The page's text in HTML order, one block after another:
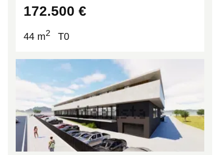
172.500 €
44 m2 T0